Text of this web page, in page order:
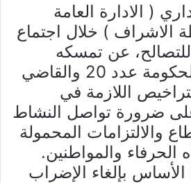
( الادارة العامة
الاشراف ) خلال اجتماع
للتصالح، عن تمسكه
بمنشور رئاسة الحكومة عدد 20 والقاضي
اللازمة في
ضرورة تواصل النشاط
والالتزامات المحمولة
الحرفاء والمواطنين.
بإلغاء الإضراب